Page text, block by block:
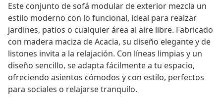
Este conjunto de sofá modular de exterior mezcla un
estilo moderno con lo funcional, ideal para realzar
jardines, patios o cualquier área al aire libre. Fabricado
con madera maciza de Acacia, su diseño elegante y de
listones invita a la relajación. Con líneas limpias y un
diseño sencillo, se adapta fácilmente a tu espacio,
ofreciendo asientos cómodos y con estilo, perfectos
para sociales o relajarse tranquilo.